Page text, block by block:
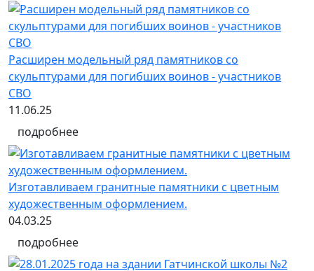
Расширен модельный ряд памятников со
скульптурами для погибших воинов - участников
СВО
11.06.25
подробнее
Изготавливаем гранитные памятники с цветным
художественным оформлением.
04.03.25
подробнее